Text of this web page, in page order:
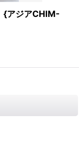
{アジアCHIM-